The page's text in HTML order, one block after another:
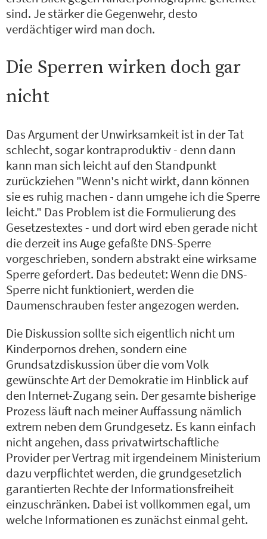
sind. Je stärker die Gegenwehr, desto
verdächtiger wird man doch.
Die Sperren wirken doch gar
nicht
Das Argument der Unwirksamkeit ist in der Tat
schlecht, sogar kontraproduktiv - denn dann
kann man sich leicht auf den Standpunkt
zurückziehen "Wenn's nicht wirkt, dann können
sie es ruhig machen - dann umgehe ich die Sperre
leicht." Das Problem ist die Formulierung des
Gesetzestextes - und dort wird eben gerade nicht
die derzeit ins Auge gefaßte DNS-Sperre
vorgeschrieben, sondern abstrakt eine wirksame
Sperre gefordert. Das bedeutet: Wenn die DNS-
Sperre nicht funktioniert, werden die
Daumenschrauben fester angezogen werden.
Die Diskussion sollte sich eigentlich nicht um
Kinderpornos drehen, sondern eine
Grundsatzdiskussion über die vom Volk
gewünschte Art der Demokratie im Hinblick auf
den Internet-Zugang sein. Der gesamte bisherige
Prozess läuft nach meiner Auffassung nämlich
extrem neben dem Grundgesetz. Es kann einfach
nicht angehen, dass privatwirtschaftliche
Provider per Vertrag mit irgendeinem Ministerium
dazu verpflichtet werden, die grundgesetzlich
garantierten Rechte der Informationsfreiheit
einzuschränken. Dabei ist vollkommen egal, um
welche Informationen es zunächst einmal geht.